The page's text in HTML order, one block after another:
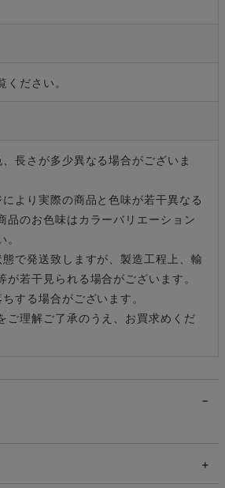
ださい。
長さが多少異なる場合がございま
より実際の商品と色味が若干異なる
品のお色味はカラーバリエーション
で発送致しますが、製造工程上、輸
若干見られる場合がございます。
する場合がございます。
ご理解ご了承のうえ、お買求めくだ